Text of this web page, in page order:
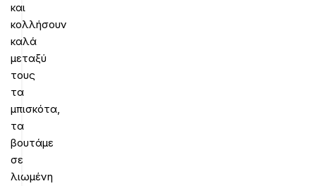
και
κολλήσουν
καλά
μεταξύ
τους
τα
μπισκότα,
τα
βουτάμε
σε
λιωμένη